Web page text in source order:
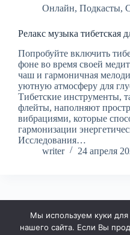
Онлайн, Подкасты,
Релакс музыка тибетская
Попробуйте включить
фоне во время своей
чаш и гармоничная
уютную атмосферу для
Тибетские инструменты,
флейты, наполняют
вибрациями, которые
гармонизации
Исследования…
writer
24 апреля
Мы используем куки
нашего сайта. Если Вы